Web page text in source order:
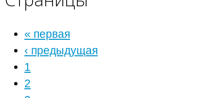
« первая
‹ предыдущая
1
2